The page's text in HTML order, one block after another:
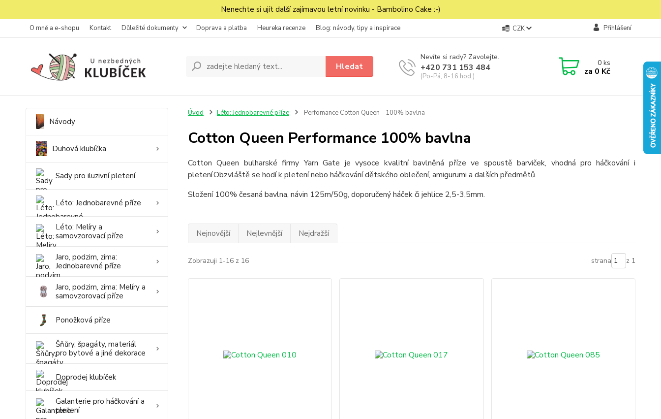
Nenechte si ujít další zajímavou letní novinku - Bambolino Cake :-)
O mně a e-shopu Kontakt Důležité dokumenty Doprava a platba Heureka recenze Blog: návody, tipy a inspirace CZK Přihlášení
Hledat
Nevíte si rady? Zavolejte.
+420 731 153 484
(Po-Pá, 8-16 hod.)
0ks
za 0 Kč
Návody
Duhová klubíčka
Sady pro iluzivní pletení
Léto: Jednobarevné příze
Léto: Melíry a
samovzorovací příze
Jaro, podzim, zima:
Jednobarevné příze
Jaro, podzim, zima: Melíry a
samovzorovací příze
Ponožková příze
Šňůry, špagáty, materiál
pro bytové a jiné dekorace
Doprodej klubíček
Galanterie pro háčkování a
pletení
Úvod Léto: Jednobarevné příze Perfomance Cotton Queen - 100% bavlna
Cotton Queen Performance 100% bavlna
Cotton Queen bulharské firmy Yarn Gate je vysoce kvalitní bavlněná příze ve spoustě barviček, vhodná pro háčkování i
pletení.Obzvláště se hodí k pletení nebo háčkování dětského oblečení, amigurumi a dalších předmětů.
Složení 100% česaná bavlna, návin 125m/50g, doporučený háček či jehlice 2,5-3,5mm.
Nejnovější Nejlevnější Nejdražší
Zobrazuji 1-16 z 16 strana z 1